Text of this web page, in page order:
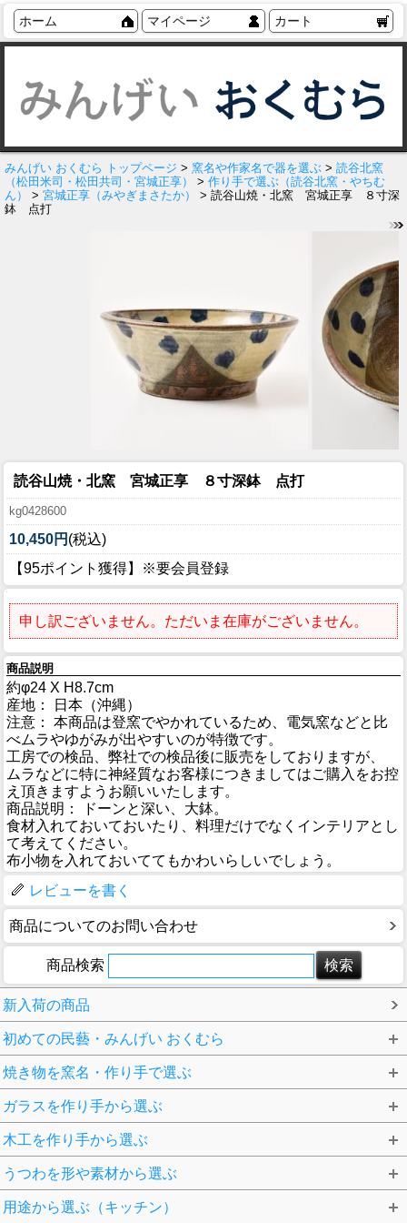
ホーム マイページ カート
みんげい おくむら トップページ > 窯名や作家名で器を選ぶ > 読谷北窯
（松田米司・松田共司・宮城正享）
> 作り手で選ぶ（読谷北窯・やちむ
ん）
> 宮城正享（みやぎまさたか）
> 読谷山焼・北窯 宮城正享 ８寸深
鉢 点打
読谷山焼・北窯 宮城正享 ８寸深鉢 点打
kg0428600
10,450円 (税込)
【95ポイント獲得】※要会員登録
申し訳ございません。ただいま在庫がございません。
商品説明
約φ24 X H8.7cm
産地： 日本（沖縄）
注意： 本商品は登窯でやかれているため、電気窯などと比
べムラやゆがみが出やすいのが特徴です。
工房での検品、弊社での検品後に販売をしておりますが、
ムラなどに特に神経質なお客様につきましてはご購入をお控
え頂きますようお願いいたします。
商品説明： ドーンと深い、大鉢。
食材入れておいておいたり、料理だけでなくインテリアとし
て考えてください。
布小物を入れておいててもかわいらしいでしょう。
レビューを書く
商品についてのお問い合わせ
商品検索
新入荷の商品
初めての民藝・みんげい おくむら
焼き物を窯名・作り手で選ぶ
ガラスを作り手から選ぶ
木工を作り手から選ぶ
うつわを形や素材から選ぶ
用途から選ぶ（キッチン）